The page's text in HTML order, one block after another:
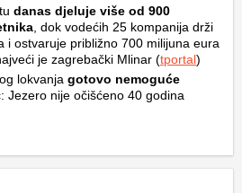
danas djeluje više od 900
, dok vodećih 25 kompanija drži
i ostvaruje približno 700 milijuna eura
je zagrebački Mlinar (tportal)
lokvanja gotovo nemoguće
Jezero nije očišćeno 40 godina